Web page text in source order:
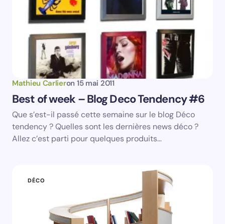
Save my name and email in this browser for the
next time I comment.
Submit Comment
Mathieu Carlieron 15 mai 2011
Best of week – Blog Deco Tendency #6
Que s’est-il passé cette semaine sur le blog Déco
tendency ? Quelles sont les dernières news déco ?
Allez c’est parti pour quelques produits…
DÉCO